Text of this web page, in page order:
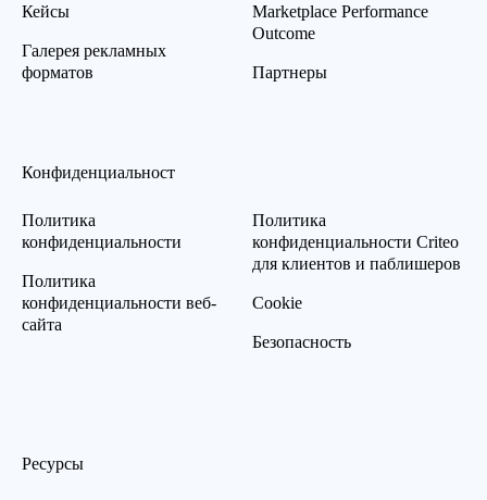
Кейсы
Галерея рекламных
форматов
Marketplace Performance
Outcome
Партнеры
Конфиденциальност
Политика
конфиденциальности
Политика
конфиденциальности веб-
сайта
Политика
конфиденциальности Criteo
для клиентов и паблишеров
Cookie
Безопасность
Ресурсы